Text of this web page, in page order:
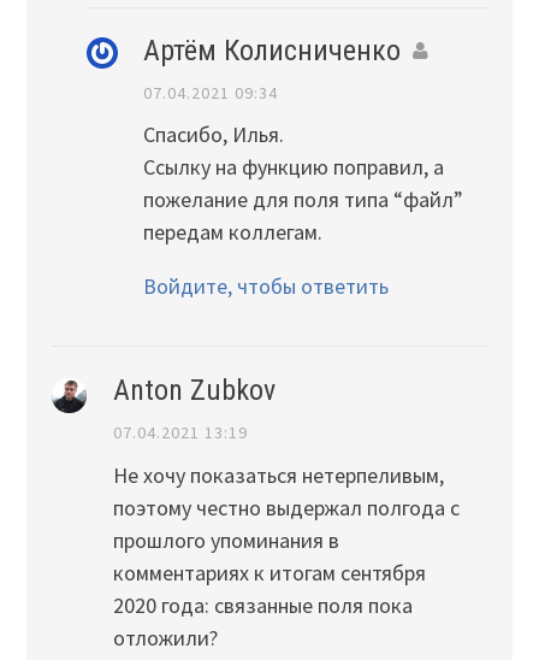
Артём Колисниченко
07.04.2021 09:34
Спасибо, Илья.
Ссылку на функцию поправил, а
пожелание для поля типа “файл”
передам коллегам.
Войдите, чтобы ответить
Anton Zubkov
07.04.2021 13:19
Не хочу показаться нетерпеливым,
поэтому честно выдержал полгода с
прошлого упоминания в
комментариях к итогам сентября
2020 года: связанные поля пока
отложили?